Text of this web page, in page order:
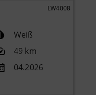
LW4008
Weiß
49 km
04.2026